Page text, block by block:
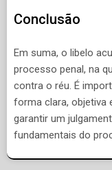
Conclusão
Em suma, o libelo
processo penal, na
contra o réu. É
forma clara, objetiva
garantir um
fundamentais do